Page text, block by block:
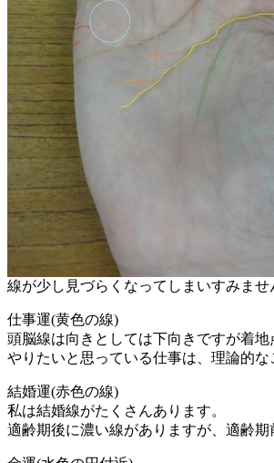
線が少し見づらくなってしまいすみませ
仕事運(黄色の線)
頭脳線は向きとしては下向きですが着
やりたいと思っている仕事は、理論的
結婚運(赤色の線)
私は結婚線がたくさんあります。
適齢期後に濃い線がありますが、適齢